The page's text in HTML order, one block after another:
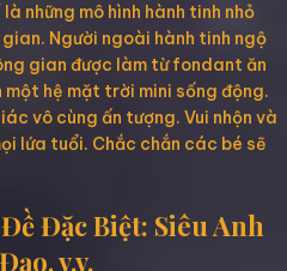
những mô hình hành tinh nhỏ
Người ngoài hành tinh ngộ
gian được làm từ fondant ăn
hệ mặt trời mini sống động.
vô cùng ấn tượng. Vui nhộn và
lứa tuổi. Chắc chắn các bé sẽ
Đặc Biệt: Siêu Anh
v.v.